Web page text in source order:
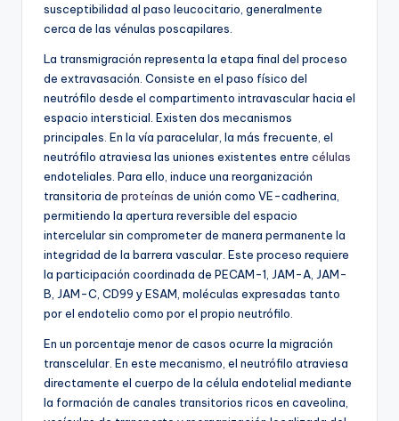
susceptibilidad al paso leucocitario, generalmente
cerca de las vénulas poscapilares.
La transmigración representa la etapa final del proceso
de extravasación. Consiste en el paso físico del
neutrófilo desde el compartimento intravascular hacia el
espacio intersticial. Existen dos mecanismos
principales. En la vía paracelular, la más frecuente, el
neutrófilo atraviesa las uniones existentes entre células
endoteliales. Para ello, induce una reorganización
transitoria de proteínas de unión como VE-cadherina,
permitiendo la apertura reversible del espacio
intercelular sin comprometer de manera permanente la
integridad de la barrera vascular. Este proceso requiere
la participación coordinada de PECAM-1, JAM-A, JAM-
B, JAM-C, CD99 y ESAM, moléculas expresadas tanto
por el endotelio como por el propio neutrófilo.
En un porcentaje menor de casos ocurre la migración
transcelular. En este mecanismo, el neutrófilo atraviesa
directamente el cuerpo de la célula endotelial mediante
la formación de canales transitorios ricos en caveolina,